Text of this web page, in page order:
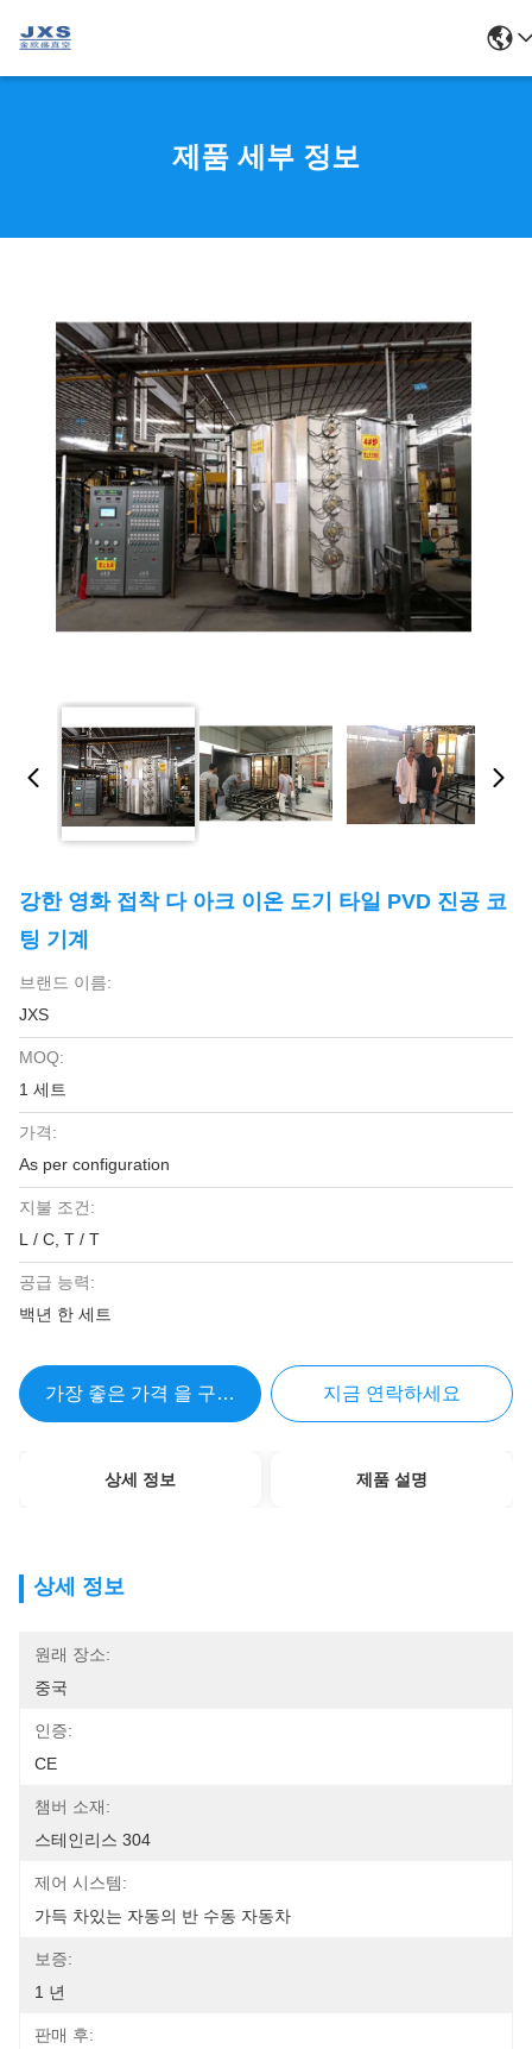
제품 세부 정보
강한 영화 접착 다 아크 이온 도기 타일 PVD 진공 코
팅 기계
브랜드 이름:
JXS
MOQ:
1 세트
가격:
As per configuration
지불 조건:
L / C, T / T
공급 능력:
백년 한 세트
가장 좋은 가격 을 구하라 지금 연락하세요
상세 정보 제품 설명
상세 정보
원래 장소:
중국
인증:
CE
챔버 소재:
스테인리스 304
제어 시스템:
가득 차있는 자동의 반 수동 자동차
보증:
1 년
판매 후: